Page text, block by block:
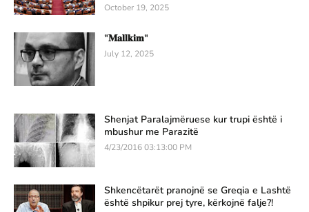
October 19, 2025
"𝐌𝐚𝐥𝐥𝐤𝐢𝐦"
July 12, 2025
Shenjat Paralajmëruese kur trupi është i
mbushur me Parazitë
4/23/2016 03:13:00 PM
Shkencëtarët pranojnë se Greqia e Lashtë
është shpikur prej tyre, kërkojnë falje?!